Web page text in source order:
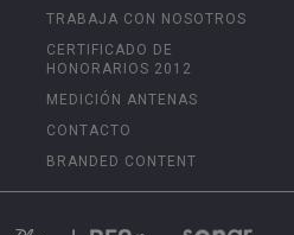
TRABAJA CON NOSOTROS
CERTIFICADO DE
HONORARIOS 2012
MEDICIÓN ANTENAS
CONTACTO
BRANDED CONTENT